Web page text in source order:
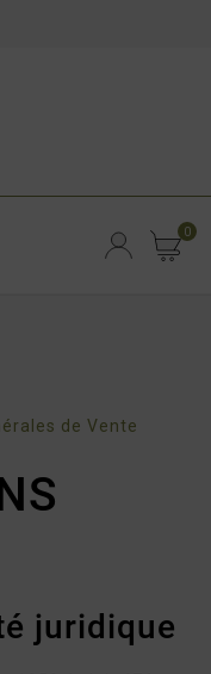
0
de Vente
juridique